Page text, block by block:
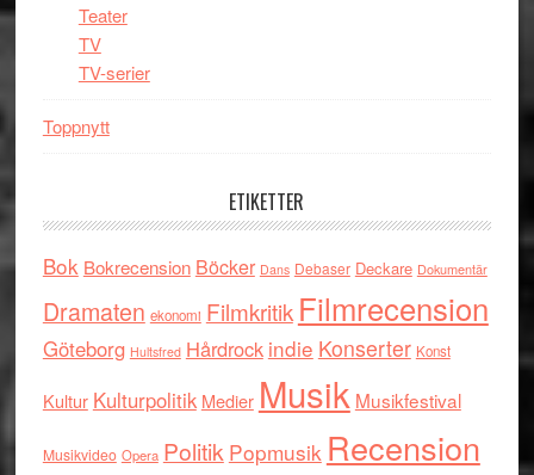
Teater
TV
TV-serier
Toppnytt
ETIKETTER
Bok Bokrecension Böcker Dans Debaser Deckare Dokumentär
Dramaten ekonomi Filmkritik Filmrecension
Göteborg Hultsfred Hårdrock indie Konserter Konst
Kultur Kulturpolitik Medier Musik Musikfestival
Musikvideo Opera Politik Popmusik Recension